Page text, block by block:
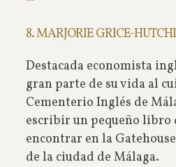
8. MARJORIE GRICE-
Destacada economista
gran parte de su vida al
Cementerio Inglés de
escribir un pequeño libro
encontrar en la
de la ciudad de Málaga.